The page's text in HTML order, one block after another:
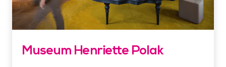
Museum Henriette Polak